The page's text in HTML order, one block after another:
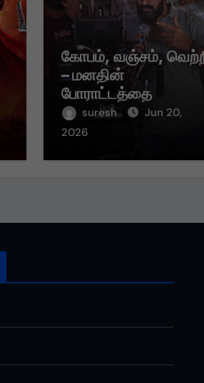
கோபம், வஞ்சம்,
– மனதின்
போராட்டத்தை
சொல்லும் “வஞ்சம்
பாடல்!
suresh
Jun 20,
2026